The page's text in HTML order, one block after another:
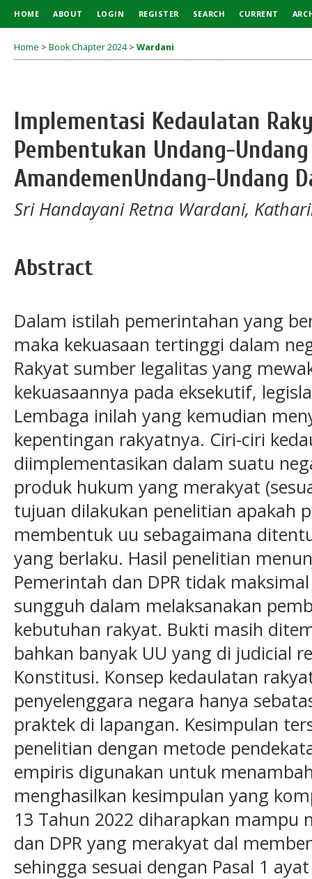
HOME ABOUT LOGIN REGISTER SEARCH CURRENT
Home > Book Chapter 2024> Wardani
Implementasi Kedaulatan
Pembentukan Undang-Undang
AmandemenUndang-Undang
Sri Handayani Retna Wardani,
Abstract
Dalam istilah pemerintahan yang
maka kekuasaan tertinggi dalam
Rakyat sumber legalitas yang
kekuasaannya pada eksekutif,
Lembaga inilah yang kemudian
kepentingan rakyatnya. Ciri-ciri
diimplementasikan dalam suatu
produk hukum yang merakyat
tujuan dilakukan penelitian apakah
membentuk uu sebagaimana
yang berlaku. Hasil penelitian
Pemerintah dan DPR tidak
sungguh dalam melaksanakan
kebutuhan rakyat. Bukti masih
bahkan banyak UU yang di judicial
Konstitusi. Konsep kedaulatan
penyelenggara negara hanya
praktek di lapangan. Kesimpulan
penelitian dengan metode
empiris digunakan untuk
menghasilkan kesimpulan yang
13 Tahun 2022 diharapkan mampu
dan DPR yang merakyat dal
sehingga sesuai dengan Pasal 1